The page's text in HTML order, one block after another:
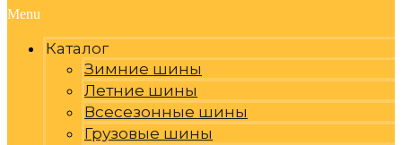
Menu
Каталог
Зимние шины
Летние шины
Всесезонные шины
Грузовые шины